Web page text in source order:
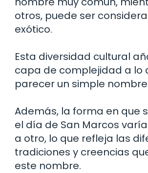
otros, puede ser
exótico.
Esta diversidad cultural
capa de complejidad a lo
parecer un simple
Además, la forma en que
el día de San Marcos
a otro, lo que refleja las
tradiciones y creencias
este nombre.